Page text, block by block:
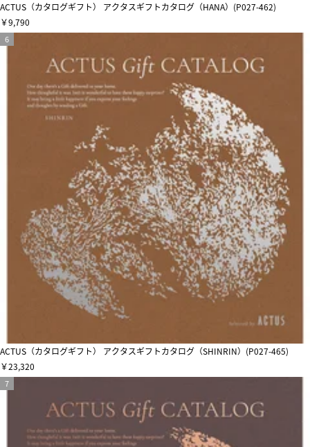
ACTUS（カタログギフト） アクタスギフトカタログ（HANA）(P027-462)
￥9,790
ACTUS（カタログギフト） アクタスギフトカタログ（SHINRIN）(P027-465)
￥23,320